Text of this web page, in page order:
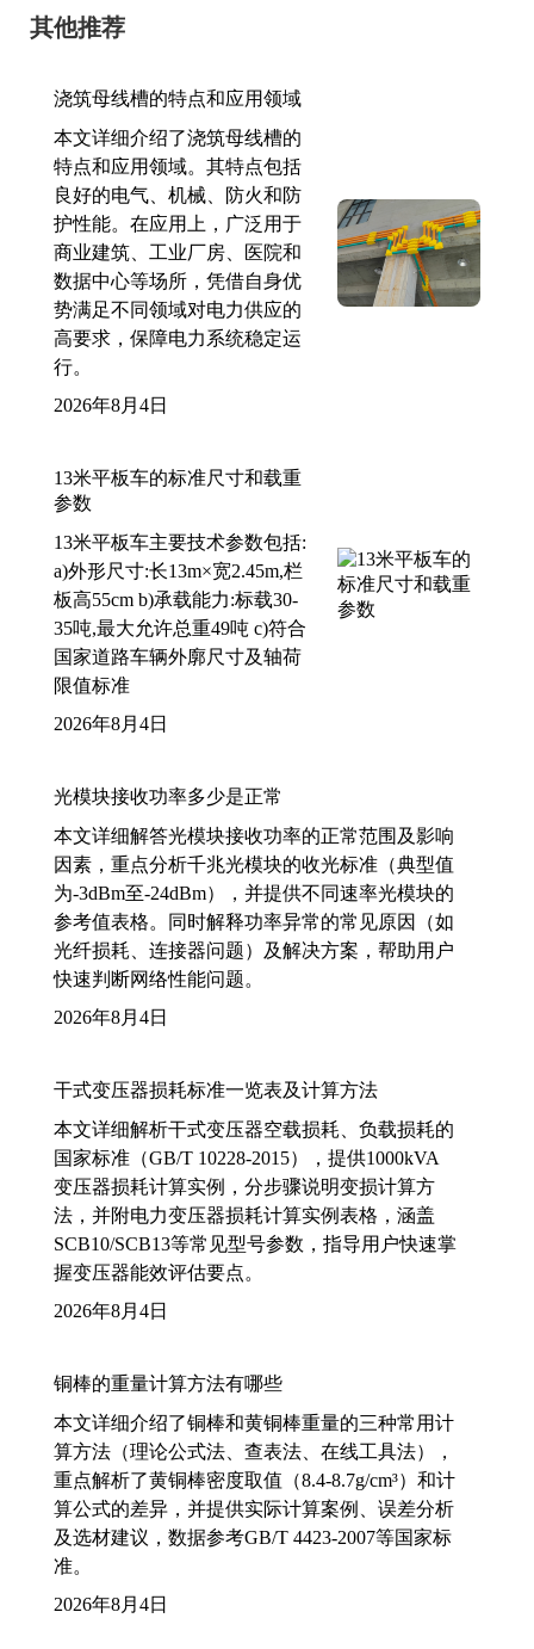
其他推荐
浇筑母线槽的特点和应用领域
本文详细介绍了浇筑母线槽的
特点和应用领域。其特点包括
良好的电气、机械、防火和防
护性能。在应用上，广泛用于
商业建筑、工业厂房、医院和
数据中心等场所，凭借自身优
势满足不同领域对电力供应的
高要求，保障电力系统稳定运
行。
2026年8月4日
13米平板车的标准尺寸和载重
参数
13米平板车主要技术参数包括:
a)外形尺寸:长13m×宽2.45m,栏
板高55cm b)承载能力:标载30-
35吨,最大允许总重49吨 c)符合
国家道路车辆外廓尺寸及轴荷
限值标准
2026年8月4日
光模块接收功率多少是正常
本文详细解答光模块接收功率的正常范围及影响
因素，重点分析千兆光模块的收光标准（典型值
为-3dBm至-24dBm），并提供不同速率光模块的
参考值表格。同时解释功率异常的常见原因（如
光纤损耗、连接器问题）及解决方案，帮助用户
快速判断网络性能问题。
2026年8月4日
干式变压器损耗标准一览表及计算方法
本文详细解析干式变压器空载损耗、负载损耗的
国家标准（GB/T 10228-2015），提供1000kVA
变压器损耗计算实例，分步骤说明变损计算方
法，并附电力变压器损耗计算实例表格，涵盖
SCB10/SCB13等常见型号参数，指导用户快速掌
握变压器能效评估要点。
2026年8月4日
铜棒的重量计算方法有哪些
本文详细介绍了铜棒和黄铜棒重量的三种常用计
算方法（理论公式法、查表法、在线工具法），
重点解析了黄铜棒密度取值（8.4-8.7g/cm³）和计
算公式的差异，并提供实际计算案例、误差分析
及选材建议，数据参考GB/T 4423-2007等国家标
准。
2026年8月4日